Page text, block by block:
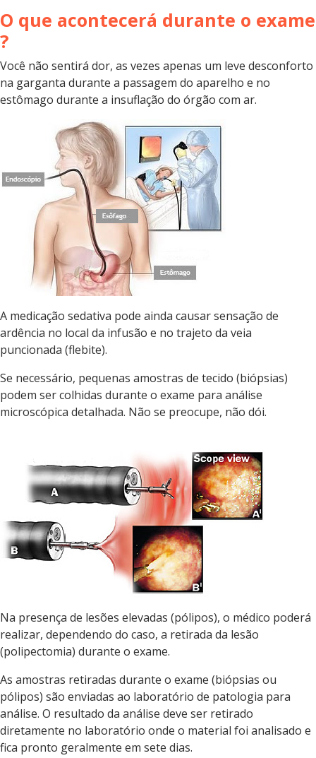
O que acontecerá durante o exame
?
Você não sentirá dor, as vezes apenas um leve desconforto
na garganta durante a passagem do aparelho e no
estômago durante a insuflação do órgão com ar.
A medicação sedativa pode ainda causar sensação de
ardência no local da infusão e no trajeto da veia
puncionada (flebite).
Se necessário, pequenas amostras de tecido (biópsias)
podem ser colhidas durante o exame para análise
microscópica detalhada. Não se preocupe, não dói.
Na presença de lesões elevadas (pólipos), o médico poderá
realizar, dependendo do caso, a retirada da lesão
(polipectomia) durante o exame.
As amostras retiradas durante o exame (biópsias ou
pólipos) são enviadas ao laboratório de patologia para
análise. O resultado da análise deve ser retirado
diretamente no laboratório onde o material foi analisado e
fica pronto geralmente em sete dias.